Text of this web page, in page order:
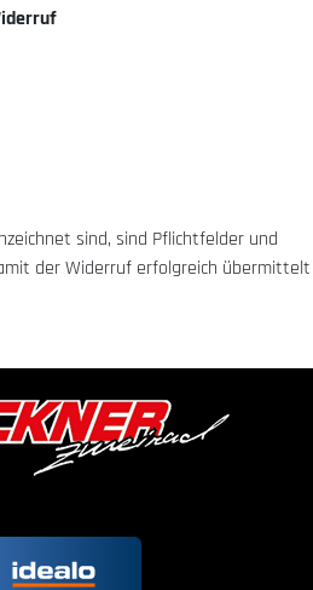
sind, sind Pflichtfelder und
der Widerruf erfolgreich übermittelt